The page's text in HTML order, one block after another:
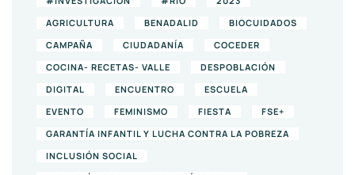
AGRICULTURA
BENADALID
BIOCUIDADOS
CAMPAÑA
CIUDADANÍA
COCEDER
COCINA- RECETAS- VALLE
DESPOBLACIÓN
DIGITAL
ENCUENTRO
ESCUELA
EVENTO
FEMINISMO FIESTA
FSE+
GARANTÍA INFANTIL Y LUCHA CONTRA LA POBREZA
INCLUSIÓN SOCIAL